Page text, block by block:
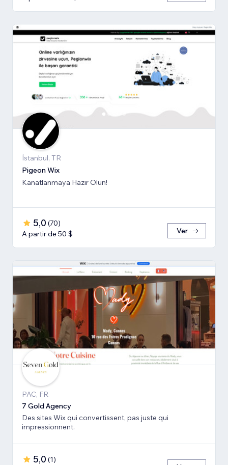
İstanbul, TR
Pigeon Wix
Kanatlanmaya Hazır Olun!
5,0 (70)
A partir de 50 $
Ver
PAC, FR
7 Gold Agency
Des sites Wix qui convertissent, pas juste qui
impressionnent.
5,0 (1)